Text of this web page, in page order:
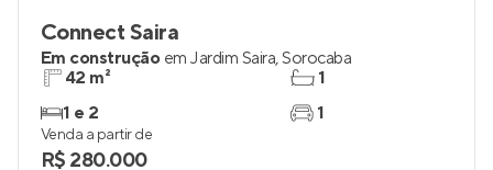
Connect Saira
Em construção em Jardim Saira,Sorocaba
42 m²
1 e 2
1
1
Venda a partir de
R$ 280.000